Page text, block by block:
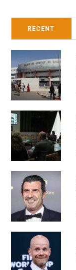
RECENT